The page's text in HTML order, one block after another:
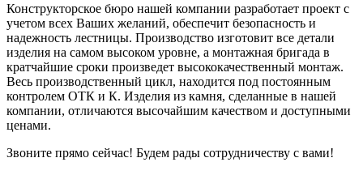
Конструкторское бюро нашей компании разработает проект с
учетом всех Ваших желаний, обеспечит безопасность и
надежность лестницы. Производство изготовит все детали
изделия на самом высоком уровне, а монтажная бригада в
кратчайшие сроки произведет высококачественный монтаж.
Весь производственный цикл, находится под постоянным
контролем ОТК и К. Изделия из камня, сделанные в нашей
компании, отличаются высочайшим качеством и доступными
ценами.
Звоните прямо сейчас! Будем рады сотрудничеству с вами!